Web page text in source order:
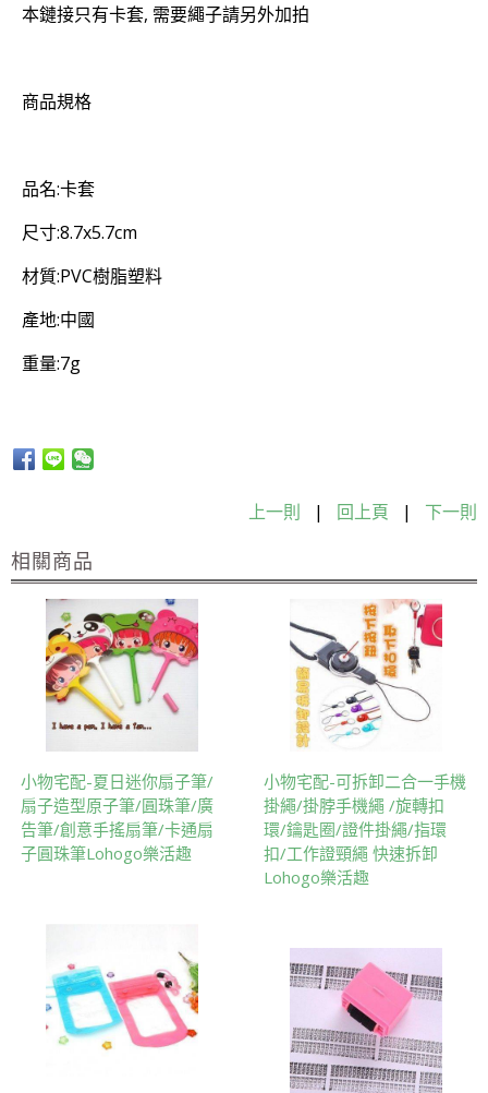
本鏈接只有卡套, 需要繩子請另外加拍
商品規格
品名:卡套
尺寸:8.7x5.7cm
材質:PVC樹脂塑料
產地:中國
重量:7g
上一則 | 回上頁 | 下一則
相關商品
小物宅配-夏日迷你扇子筆/
扇子造型原子筆/圓珠筆/廣
告筆/創意手搖扇筆/卡通扇
子圓珠筆Lohogo樂活趣
小物宅配-可拆卸二合一手機
掛繩/掛脖手機繩 /旋轉扣
環/鑰匙圈/證件掛繩/指環
扣/工作證頸繩 快速拆卸
Lohogo樂活趣